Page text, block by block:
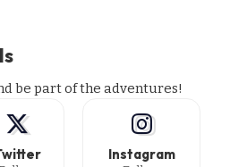
be part of the adventures!
Instagram